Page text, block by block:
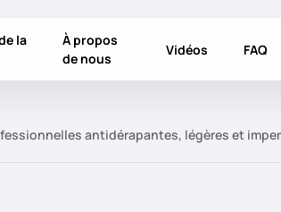
la
À propos
de nous
Vidéos FAQ
antidérapantes, légères et